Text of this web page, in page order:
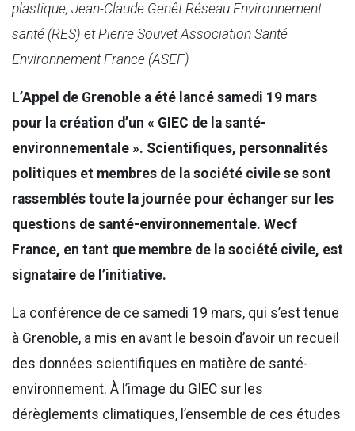
plastique, Jean-Claude Genêt Réseau Environnement
santé (RES) et Pierre Souvet Association Santé
Environnement France (ASEF)
L’Appel de Grenoble a été lancé samedi 19 mars
pour la création d’un « GIEC de la santé-
environnementale ». Scientifiques, personnalités
politiques et membres de la société civile se sont
rassemblés toute la journée pour échanger sur les
questions de santé-environnementale. Wecf
France, en tant que membre de la société civile, est
signataire de l’initiative.
La conférence de ce samedi 19 mars, qui s’est tenue
à Grenoble, a mis en avant le besoin d’avoir un recueil
des données scientifiques en matière de santé-
environnement. À l’image du GIEC sur les
dérèglements climatiques, l’ensemble de ces études